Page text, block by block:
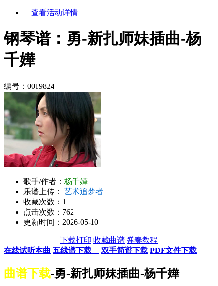
查看活动详情
钢琴谱：勇-新扎师妹插曲-杨
千嬅
编号：0019824
歌手/作者： 杨千嬅
乐谱上传： 艺术追梦者
收藏次数： 1
点击次数：762
更新时间：2026-05-10
下载打印 收藏曲谱 弹奏教程
在线试听本曲 五线谱下载 双手简谱下载 PDF文件下载
曲谱下载-勇-新扎师妹插曲-杨千嬅